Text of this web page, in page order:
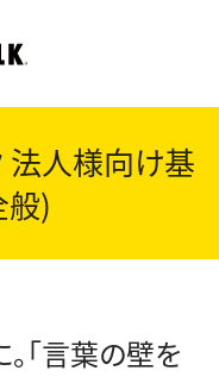
法人様向け基
般)
「言葉の壁を